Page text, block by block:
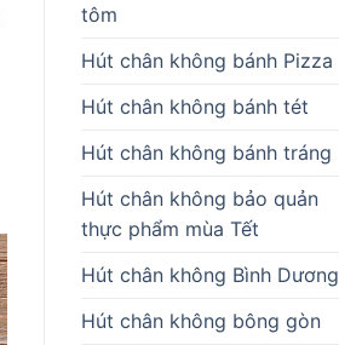
tôm
Hút chân không bánh Pizza
Hút chân không bánh tét
Hút chân không bánh tráng
Hút chân không bảo quản
thực phẩm mùa Tết
Hút chân không Bình Dương
Hút chân không bông gòn